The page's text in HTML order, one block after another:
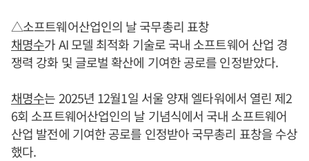
△소프트웨어산업인의 날 국무총리 표창
채명수가 AI 모델 최적화 기술로 국내 소프트웨어 산업 경
쟁력 강화 및 글로벌 확산에 기여한 공로를 인정받았다.
채명수는 2025년 12월1일 서울 양재 엘타워에서 열린 제2
6회 소프트웨어산업인의 날 기념식에서 국내 소프트웨어
산업 발전에 기여한 공로를 인정받아 국무총리 표창을 수상
했다.